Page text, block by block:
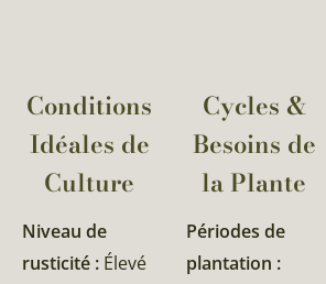
Conditions
Idéales de
Culture
Niveau de
rusticité : Élevé
Cycles &
Besoins de
la Plante​
Périodes de
plantation :